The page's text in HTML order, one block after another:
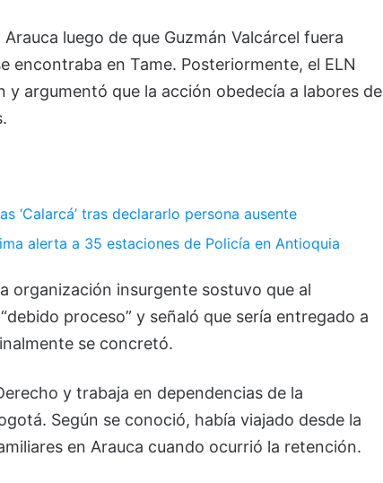
luego de que Guzmán Valcárcel fuera
encontraba en Tame. Posteriormente, el ELN
argumentó que la acción obedecía a labores de
‘Calarcá’ tras declararlo persona ausente
alerta a 35 estaciones de Policía en Antioquia
organización insurgente sostuvo que al
proceso” y señaló que sería entregado a
se concretó.
y trabaja en dependencias de la
Según se conoció, había viajado desde la
en Arauca cuando ocurrió la retención.